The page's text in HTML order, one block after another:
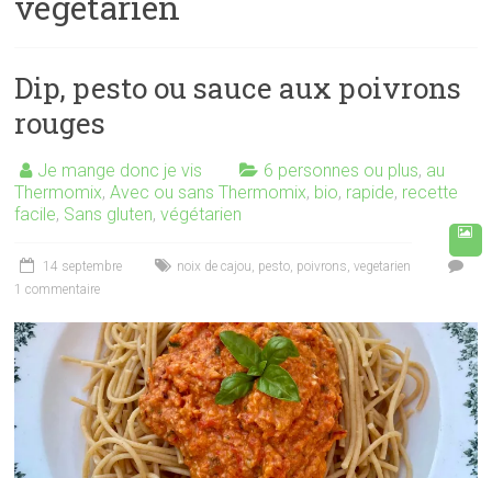
Dip, pesto ou sauce aux poivrons
rouges
Je mange donc je vis 6 personnes ou plus, au
Thermomix,Avec ou sans Thermomix, bio, rapide, recette
facile, Sans gluten,végétarien
14 septembre noix de cajou pesto poivrons ,vegetarien
1 commentaire